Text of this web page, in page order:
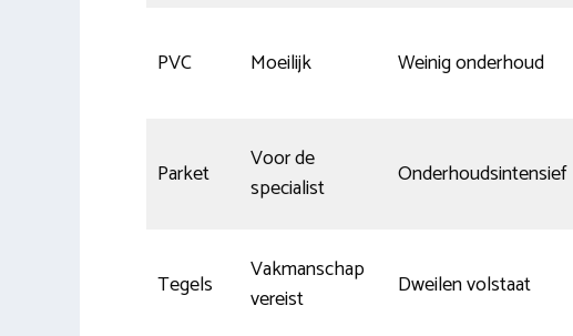
PVC Moeilijk Weinig onderhoud
Parket
Voor de
specialist
Onderhoudsintensief
Tegels
Vakmanschap
vereist
Dweilen volstaat